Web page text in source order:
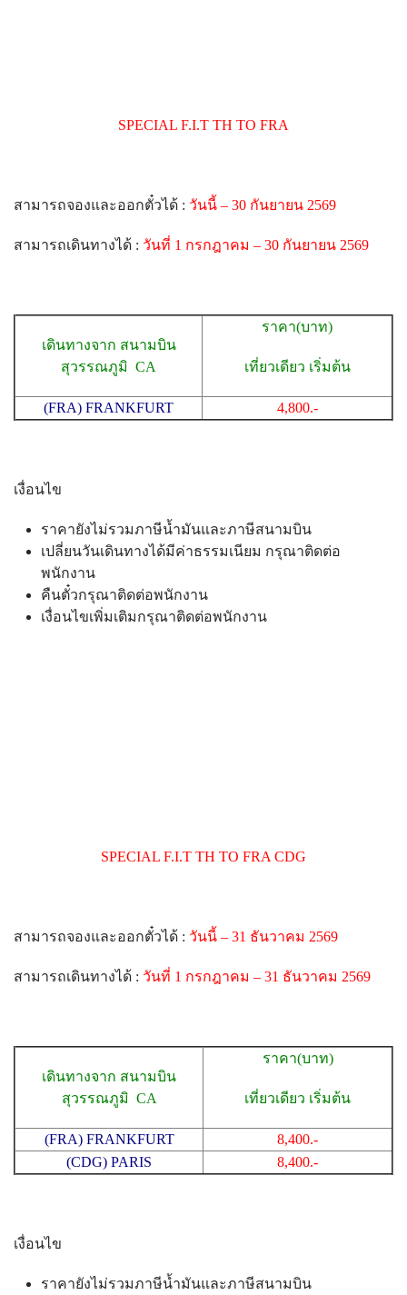
SPECIAL F.I.T TH TO FRA
สามารถจองและออกตั๋วได้ : วันนี้ – 30 กันยายน 2569
สามารถเดินทางได้ : วันที่ 1 กรกฎาคม – 30 กันยายน 2569
เดินทางจาก สนามบิน
สุวรรณภูมิ CA
ราคา(บาท)
เที่ยวเดียว เริ่มต้น
(FRA) FRANKFURT 4,800.-
เงื่อนไข
ราคายังไม่รวมภาษีน้ำมันและภาษีสนามบิน
เปลี่ยนวันเดินทางได้มีค่าธรรมเนียม กรุณาติดต่อ
พนักงาน
คืนตั๋วกรุณาติดต่อพนักงาน
เงื่อนไขเพิ่มเติมกรุณาติดต่อพนักงาน
SPECIAL F.I.T TH TO FRA CDG
สามารถจองและออกตั๋วได้ : วันนี้ – 31 ธันวาคม 2569
สามารถเดินทางได้ : วันที่ 1 กรกฎาคม – 31 ธันวาคม 2569
เดินทางจาก สนามบิน
สุวรรณภูมิ CA
ราคา(บาท)
เที่ยวเดียว เริ่มต้น
(FRA) FRANKFURT
8,400.-
(CDG) PARIS
8,400.-
เงื่อนไข
ราคายังไม่รวมภาษีน้ำมันและภาษีสนามบิน